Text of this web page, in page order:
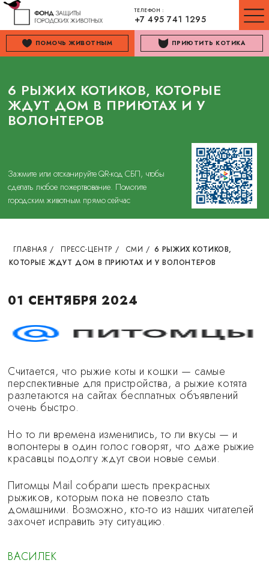
ТЕЛЕФОН :
+7 495 741 1295
ПОМОЧЬ ЖИВОТНЫМ ПРИЮТИТЬ КОТИКА
6 РЫЖИХ КОТИКОВ, КОТОРЫЕ
ЖДУТ ДОМ В ПРИЮТАХ И У
ВОЛОНТЕРОВ
Зажмите или отсканируйте QR-код СБП, чтобы
сделать любое пожертвование. Помогите
городским животным прямо сейчас
ГЛАВНАЯ / ПРЕСС-ЦЕНТР / СМИ / 6 РЫЖИХ КОТИКОВ,
КОТОРЫЕ ЖДУТ ДОМ В ПРИЮТАХ И У ВОЛОНТЕРОВ
01 СЕНТЯБРЯ 2024
Считается, что рыжие коты и кошки — самые
перспективные для пристройства, а рыжие котята
разлетаются на сайтах бесплатных объявлений
очень быстро.
Но то ли времена изменились, то ли вкусы — и
волонтеры в один голос говорят, что даже рыжие
красавцы подолгу ждут свои новые семьи.
Питомцы Mail собрали шесть прекрасных
рыжиков, которым пока не повезло стать
домашними. Возможно, кто-то из наших читателей
захочет исправить эту ситуацию.
ВАСИЛЕК